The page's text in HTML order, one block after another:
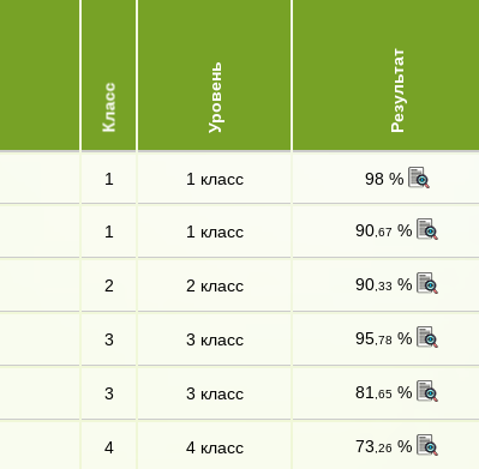
Класс Уровень Результат
1 1 класс 98 %
1 1 класс 90 ,67 %
2 2 класс 90 ,33 %
3 3 класс 95 ,78 %
3 3 класс 81 ,65 %
4 4 класс 73 ,26 %